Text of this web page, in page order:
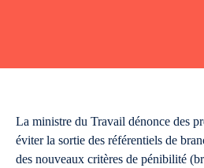
La ministre du Travail dénonce des
éviter la sortie des référentiels de
des nouveaux critères de pénibilité